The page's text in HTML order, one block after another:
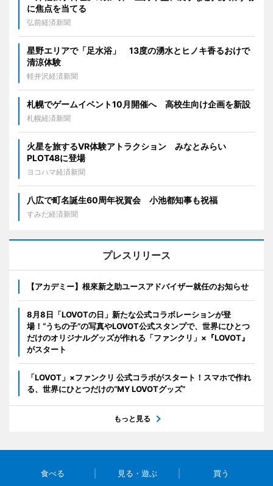
に焦点を当てる
弘前経済新聞
星野エリアで「足水浴」 13度の湧水とヒノキ香るおけで
清涼体験
軽井沢経済新聞
札幌でゲームイベント10月開催へ 高校生向け企画を新設
札幌経済新聞
火星を旅するVR体験アトラクション みなとみらい
PLOT48に登場
ヨコハマ経済新聞
八広で町名誕生60周年祝賀会 小池都知事も祝福
すみだ経済新聞
プレスリリース
【アカデミー】根來新之助ユースアドバイザー就任のお知らせ
8月8日「LOVOTの日」新たな公式コラボレーションが登
場！“うちの子”の写真やLOVOT公式スタンプで、世界にひとつ
だけのオリジナルグッズが作れる「ファンクリ」×『LOVOT』
がスタート
「LOVOT」×ファンクリ 公式コラボがスタート！スマホで作れ
る、世界にひとつだけの“MY LOVOTグッズ”
もっと見る
食べる 見る・遊ぶ 買う